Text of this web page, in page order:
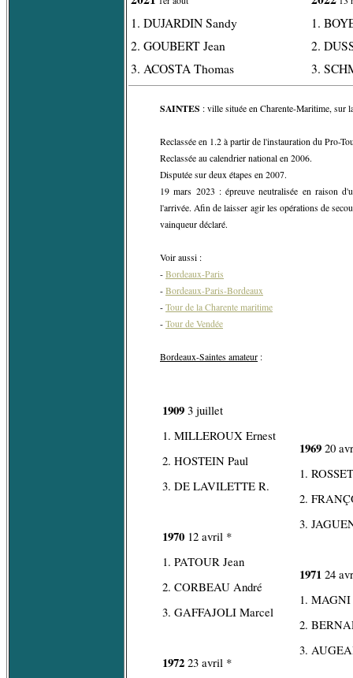
1. DUJARDIN Sandy
2. GOUBERT Jean
3. ACOSTA Thomas
1.
2.
3.
SAINTES : ville située en Charente-Maritime, sur
Reclassée en 1.2 à partir de l'instauration du Pro-
Reclassée au calendrier national en 2006.
Disputée sur deux étapes en 2007.
19 mars 2023 : épreuve neutralisée en raison
l'arrivée. Afin de laisser agir les opérations de
vainqueur déclaré.
Voir aussi :
- Bordeaux-Paris
- Bordeaux-Paris-Bordeaux
- Tour de la Charente maritime
- Tour de Vendée
Bordeaux-Saintes amateur :
1909 3 juillet
1. MILLEROUX Ernest
2. HOSTEIN Paul
3. DE LAVILETTE R.
1970 12 avril *
1. PATOUR Jean
2. CORBEAU André
3. GAFFAJOLI Marcel
1972 23 avril *
1969 20
1.
2.
3.
1971 24
1. MAGNI
2.
3.